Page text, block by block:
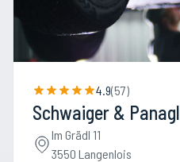
4.9(57)
Schwaiger & Panagl
Im Grädl 11
3550 Langenlois